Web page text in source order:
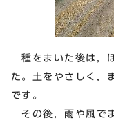
種をまいた後は，
た。土をやさしく，
です。
その後，雨や風で